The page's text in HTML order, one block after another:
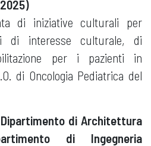
di iniziative culturali per
di interesse culturale, di
per i pazienti in
di Oncologia Pediatrica del
di Architettura
di Ingegneria